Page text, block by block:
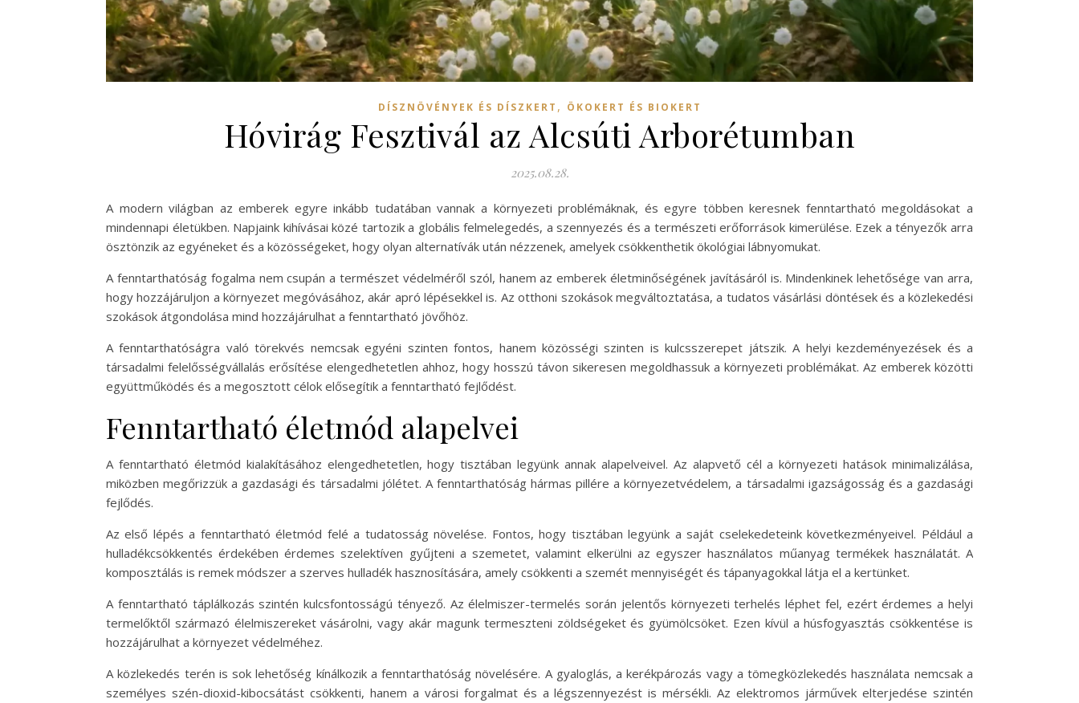
DÍSZNÖVÉNYEK ÉS DÍSZKERT , ÖKOKERT ÉS BIOKERT
Hóvirág Fesztivál az Alcsúti Arborétumban
2025.08.28.
A modern világban az emberek egyre inkább tudatában vannak a környezeti problémáknak, és egyre többen keresnek fenntartható megoldásokat a
mindennapi életükben. Napjaink kihívásai közé tartozik a globális felmelegedés, a szennyezés és a természeti erőforrások kimerülése. Ezek a tényezők arra
ösztönzik az egyéneket és a közösségeket, hogy olyan alternatívák után nézzenek, amelyek csökkenthetik ökológiai lábnyomukat.
A fenntarthatóság fogalma nem csupán a természet védelméről szól, hanem az emberek életminőségének javításáról is. Mindenkinek lehetősége van arra,
hogy hozzájáruljon a környezet megóvásához, akár apró lépésekkel is. Az otthoni szokások megváltoztatása, a tudatos vásárlási döntések és a közlekedési
szokások átgondolása mind hozzájárulhat a fenntartható jövőhöz.
A fenntarthatóságra való törekvés nemcsak egyéni szinten fontos, hanem közösségi szinten is kulcsszerepet játszik. A helyi kezdeményezések és a
társadalmi felelősségvállalás erősítése elengedhetetlen ahhoz, hogy hosszú távon sikeresen megoldhassuk a környezeti problémákat. Az emberek közötti
együttműködés és a megosztott célok elősegítik a fenntartható fejlődést.
Fenntartható életmód alapelvei
A fenntartható életmód kialakításához elengedhetetlen, hogy tisztában legyünk annak alapelveivel. Az alapvető cél a környezeti hatások minimalizálása,
miközben megőrizzük a gazdasági és társadalmi jólétet. A fenntarthatóság hármas pillére a környezetvédelem, a társadalmi igazságosság és a gazdasági
fejlődés.
Az első lépés a fenntartható életmód felé a tudatosság növelése. Fontos, hogy tisztában legyünk a saját cselekedeteink következményeivel. Például a
hulladékcsökkentés érdekében érdemes szelektíven gyűjteni a szemetet, valamint elkerülni az egyszer használatos műanyag termékek használatát. A
komposztálás is remek módszer a szerves hulladék hasznosítására, amely csökkenti a szemét mennyiségét és tápanyagokkal látja el a kertünket.
A fenntartható táplálkozás szintén kulcsfontosságú tényező. Az élelmiszer-termelés során jelentős környezeti terhelés léphet fel, ezért érdemes a helyi
termelőktől származó élelmiszereket vásárolni, vagy akár magunk termeszteni zöldségeket és gyümölcsöket. Ezen kívül a húsfogyasztás csökkentése is
hozzájárulhat a környezet védelméhez.
A közlekedés terén is sok lehetőség kínálkozik a fenntarthatóság növelésére. A gyaloglás, a kerékpározás vagy a tömegközlekedés használata nemcsak a
személyes szén-dioxid-kibocsátást csökkenti, hanem a városi forgalmat és a légszennyezést is mérsékli. Az elektromos járművek elterjedése szintén